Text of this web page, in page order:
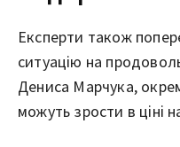
Експерти також
ситуацію на
Дениса Марчука,
можуть зрости в ціні